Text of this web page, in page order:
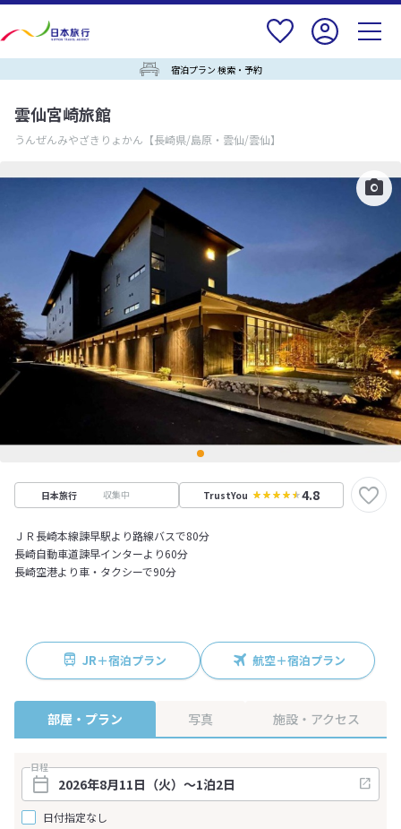
宿泊プラン 検索・予約
雲仙宮崎旅館
うんぜんみやざきりょかん 【長崎県/島原・雲仙/雲仙】
日本旅行 収集中 TrustYou 4.8
ＪＲ長崎本線諫早駅より路線バスで80分
長崎自動車道諫早インターより60分
長崎空港より車・タクシーで90分
JR＋宿泊プラン 航空＋宿泊プラン
部屋・プラン 写真 施設・アクセス
日程
日付指定なし